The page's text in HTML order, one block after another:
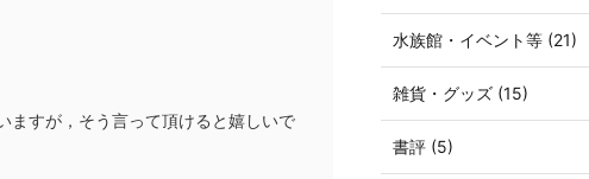
ますが，そう言って頂けると嬉しいで
水族館・イベント等 (21)
雑貨・グッズ (15)
書評 (5)